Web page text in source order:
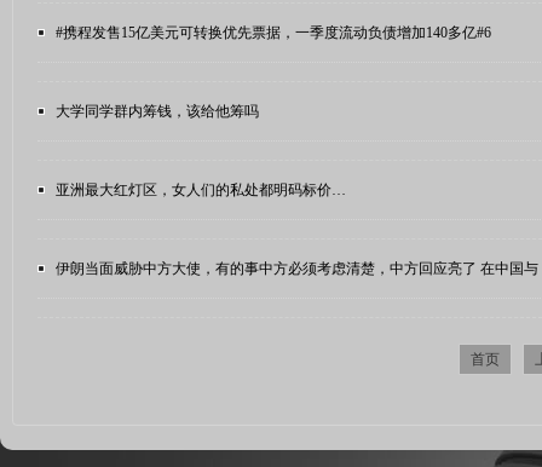
#携程发售15亿美元可转换优先票据，一季度流动负债增加140多亿#6
大学同学群内筹钱，该给他筹吗 ​​​
亚洲最大红灯区，女人们的私处都明码标价…
伊朗当面威胁中方大使，有的事中方必须考虑清楚，中方回应亮了 在中国与
首页